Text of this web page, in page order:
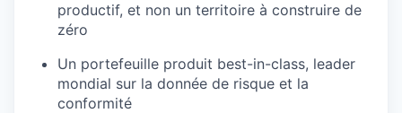
productif, et non un territoire à construire de
zéro
Un portefeuille produit best-in-class, leader
mondial sur la donnée de risque et la
conformité